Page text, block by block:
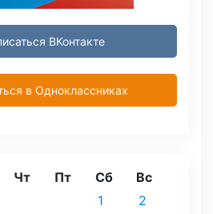
ВКонтакте
в Одноклассниках
Чт Пт Сб Вс
1
2